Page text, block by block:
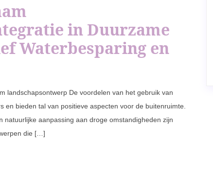
in Duurzame
Waterbesparing en
landschapsontwerp De voordelen van het gebruik van
bieden tal van positieve aspecten voor de buitenruimte.
aanpassing aan droge omstandigheden zijn
die […]